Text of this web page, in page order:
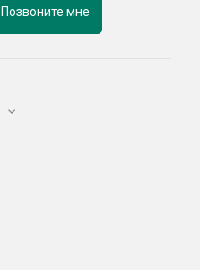
Позвоните мне